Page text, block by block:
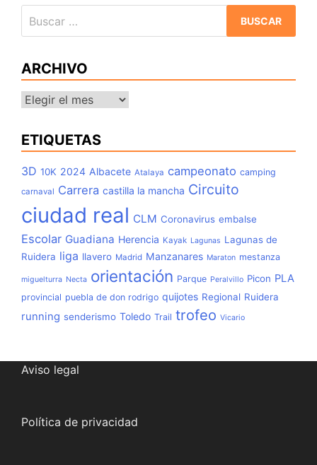
ARCHIVO
Archivo
ETIQUETAS
3D 10K 2024 Albacete Atalaya campeonato camping
carnaval Carrera castilla la mancha Circuito
ciudad real CLM Coronavirus embalse
Escolar Guadiana Herencia Kayak Lagunas Lagunas de
Ruidera liga llavero Madrid Manzanares Maraton mestanza
miguelturra Necta orientación Parque Peralvillo Picon PLA
provincial puebla de don rodrigo quijotes Regional Ruidera
running senderismo Toledo Trail trofeo Vicario
Aviso legal
Política de privacidad